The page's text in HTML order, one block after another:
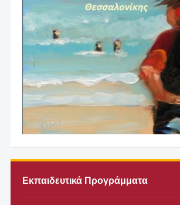
Εκπαιδευτικά Προγράμματα